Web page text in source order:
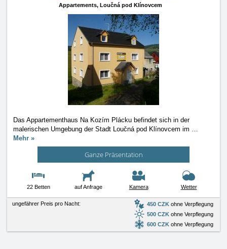
Appartements, Loučná pod Klínovcem
Das Appartementhaus Na Kozím Plácku befindet sich in der
malerischen Umgebung der Stadt Loučná pod Klínovcem im …
Mehr »
Ganze Präsentation
22 Betten auf Anfrage Kamera Wetter
ungefährer Preis pro Nacht: 450 CZK ohne Verpflegung
500 CZK ohne Verpflegung
600 CZK ohne Verpflegung